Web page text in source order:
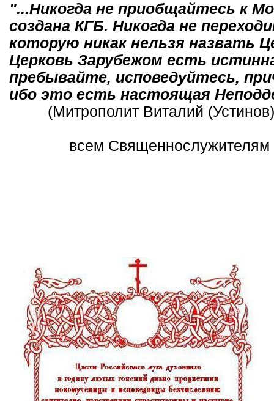
"...Никогда не приобщайтесь к
создана КГБ. Никогда не
которую никак нельзя назвать
Церковь Зарубежом есть
пребывайте, исповедуйтесь,
ибо это есть настоящая
(Митрополит Виталий
всем